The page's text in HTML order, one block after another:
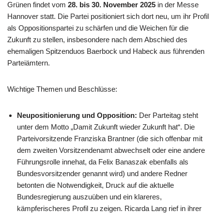
Grünen findet vom 28. bis 30. November 2025 in der Messe
Hannover statt. Die Partei positioniert sich dort neu, um ihr Profil
als Oppositionspartei zu schärfen und die Weichen für die
Zukunft zu stellen, insbesondere nach dem Abschied des
ehemaligen Spitzenduos Baerbock und Habeck aus führenden
Parteiämtern.
Wichtige Themen und Beschlüsse:
Neupositionierung und Opposition: Der Parteitag steht
unter dem Motto „Damit Zukunft wieder Zukunft hat“. Die
Parteivorsitzende Franziska Brantner (die sich offenbar mit
dem zweiten Vorsitzendenamt abwechselt oder eine andere
Führungsrolle innehat, da Felix Banaszak ebenfalls als
Bundesvorsitzender genannt wird) und andere Redner
betonten die Notwendigkeit, Druck auf die aktuelle
Bundesregierung auszuüben und ein klareres,
kämpferischeres Profil zu zeigen. Ricarda Lang rief in ihrer